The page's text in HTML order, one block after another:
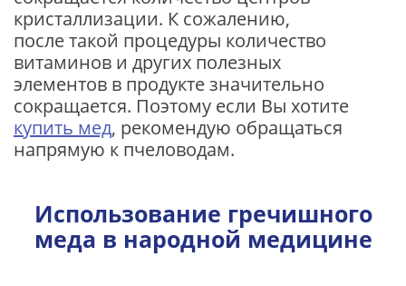
кристаллизации. К сожалению,
после такой процедуры количество
витаминов и других полезных
элементов в продукте значительно
сокращается. Поэтому если Вы хотите
купить мед, рекомендую обращаться
напрямую к пчеловодам.
Использование гречишного
меда в народной медицине